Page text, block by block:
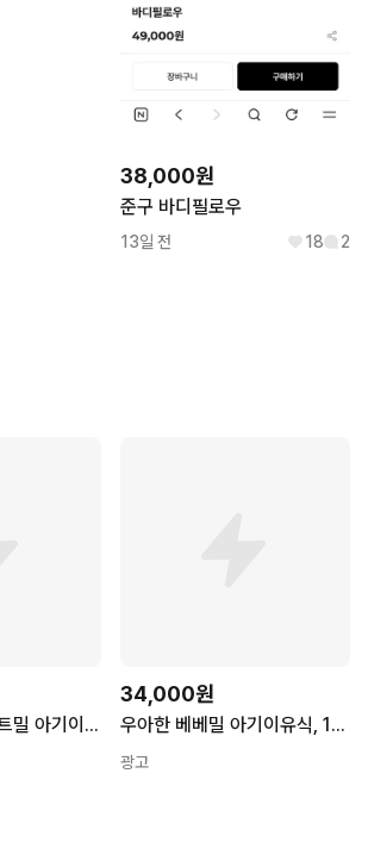
38,000원
준구 바디필로우
13일 전 18 2
우아한 베베밀 오트밀 아기이유식 한우불고기 100g x 5p + 한우미역 100g x 5p, 1세트, 100g
34,000원
우아한 베베밀 아기이유식, 100g, 10개, 혼합맛(한우불고기/오트밀)
광고